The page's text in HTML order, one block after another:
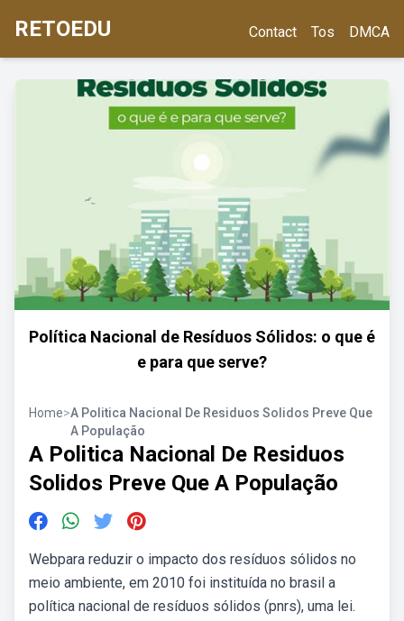
RETOEDU Contact Tos DMCA
Política Nacional de Resíduos Sólidos: o que é
e para que serve?
Home>A Politica Nacional De Residuos Solidos Preve Que
A População
A Politica Nacional De Residuos
Solidos Preve Que A População
Webpara reduzir o impacto dos resíduos sólidos no
meio ambiente, em 2010 foi instituída no brasil a
política nacional de resíduos sólidos (pnrs), uma lei.